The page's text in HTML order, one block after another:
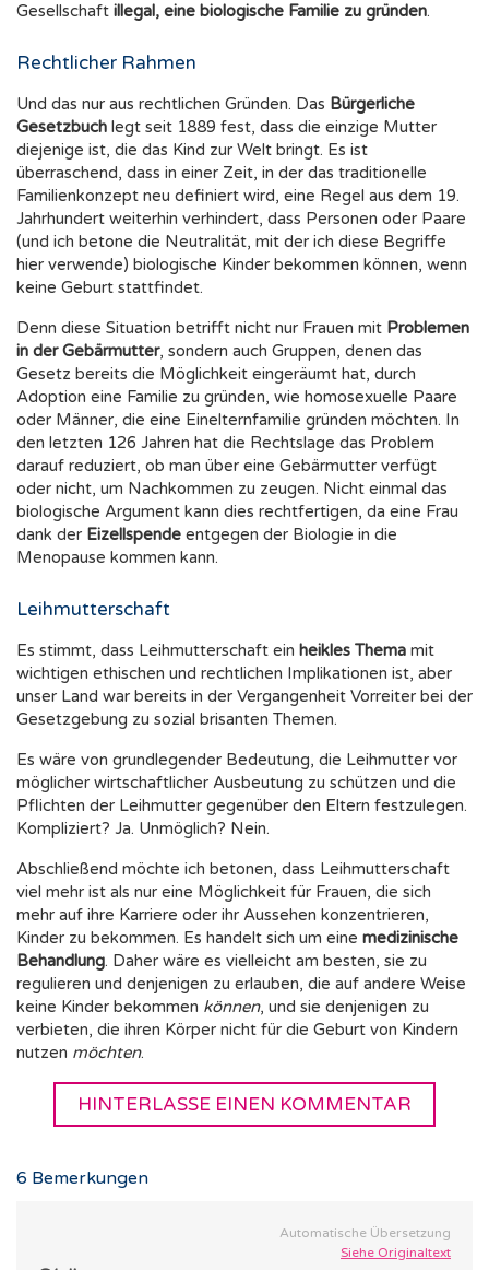
Gesellschaft illegal, eine biologische Familie zu gründen.
Rechtlicher Rahmen
Und das nur aus rechtlichen Gründen. Das Bürgerliche
Gesetzbuch legt seit 1889 fest, dass die einzige Mutter
diejenige ist, die das Kind zur Welt bringt. Es ist
überraschend, dass in einer Zeit, in der das traditionelle
Familienkonzept neu definiert wird, eine Regel aus dem 19.
Jahrhundert weiterhin verhindert, dass Personen oder Paare
(und ich betone die Neutralität, mit der ich diese Begriffe
hier verwende) biologische Kinder bekommen können, wenn
keine Geburt stattfindet.
Denn diese Situation betrifft nicht nur Frauen mit Problemen
in der Gebärmutter, sondern auch Gruppen, denen das
Gesetz bereits die Möglichkeit eingeräumt hat, durch
Adoption eine Familie zu gründen, wie homosexuelle Paare
oder Männer, die eine Einelternfamilie gründen möchten. In
den letzten 126 Jahren hat die Rechtslage das Problem
darauf reduziert, ob man über eine Gebärmutter verfügt
oder nicht, um Nachkommen zu zeugen. Nicht einmal das
biologische Argument kann dies rechtfertigen, da eine Frau
dank der Eizellspende entgegen der Biologie in die
Menopause kommen kann.
Leihmutterschaft
Es stimmt, dass Leihmutterschaft ein heikles Thema mit
wichtigen ethischen und rechtlichen Implikationen ist, aber
unser Land war bereits in der Vergangenheit Vorreiter bei der
Gesetzgebung zu sozial brisanten Themen.
Es wäre von grundlegender Bedeutung, die Leihmutter vor
möglicher wirtschaftlicher Ausbeutung zu schützen und die
Pflichten der Leihmutter gegenüber den Eltern festzulegen.
Kompliziert? Ja. Unmöglich? Nein.
Abschließend möchte ich betonen, dass Leihmutterschaft
viel mehr ist als nur eine Möglichkeit für Frauen, die sich
mehr auf ihre Karriere oder ihr Aussehen konzentrieren,
Kinder zu bekommen. Es handelt sich um eine medizinische
Behandlung. Daher wäre es vielleicht am besten, sie zu
regulieren und denjenigen zu erlauben, die auf andere Weise
keine Kinder bekommen können, und sie denjenigen zu
verbieten, die ihren Körper nicht für die Geburt von Kindern
nutzen möchten.
HINTERLASSE EINEN KOMMENTAR
6 Bemerkungen
Automatische Übersetzung
Siehe Originaltext